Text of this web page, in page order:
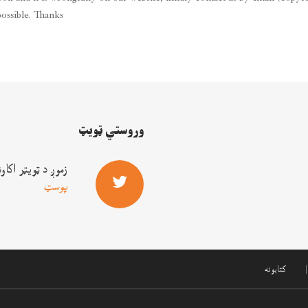
Thanks
وروستي ټويټ
زموږ د ټويټر
پوسټ
کتابونه